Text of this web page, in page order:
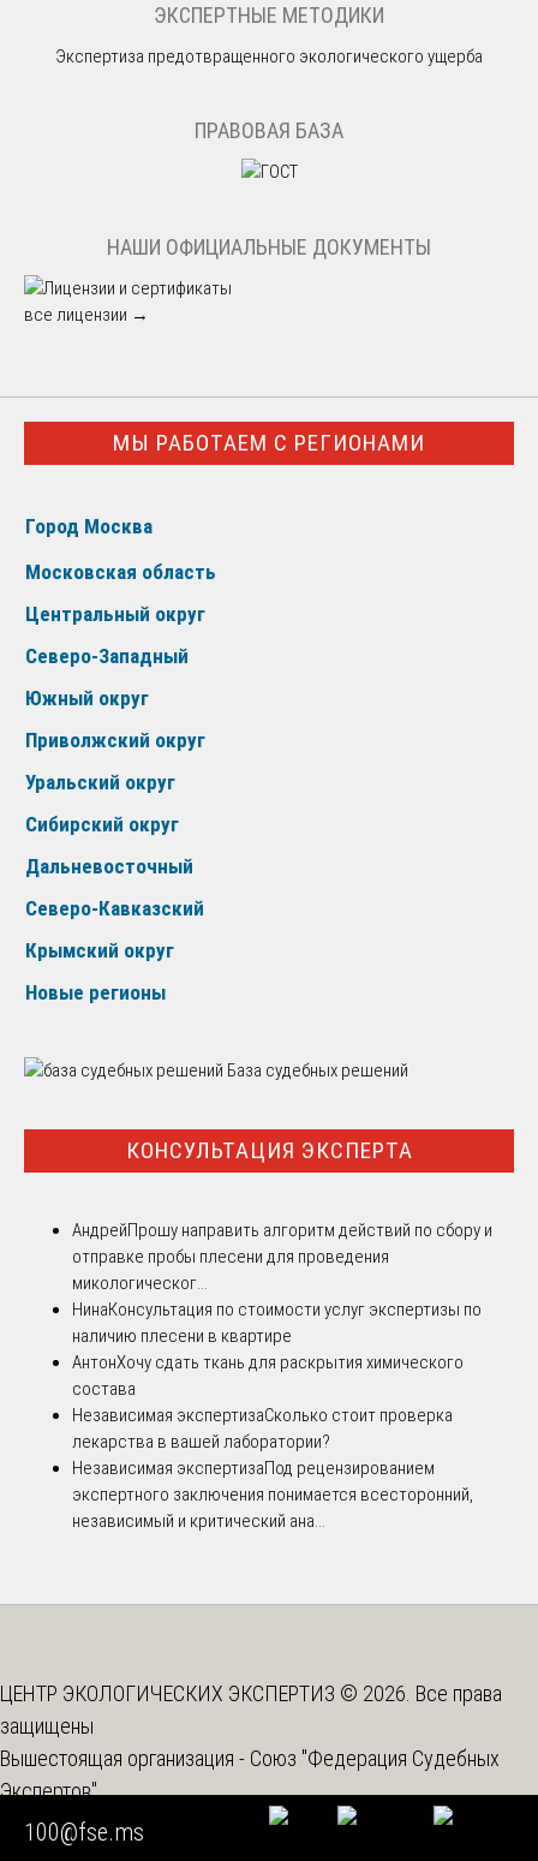
ЭКСПЕРТНЫЕ МЕТОДИКИ
Экспертиза предотвращенного экологического ущерба
ПРАВОВАЯ БАЗА
НАШИ ОФИЦИАЛЬНЫЕ ДОКУМЕНТЫ
все лицензии →
МЫ РАБОТАЕМ С РЕГИОНАМИ
Город Москва
Московская область
Центральный округ
Северо-Западный
Южный округ
Приволжский округ
Уральский округ
Сибирский округ
Дальневосточный
Северо-Кавказский
Крымский округ
Новые регионы
База судебных решений
КОНСУЛЬТАЦИЯ ЭКСПЕРТА
АндрейПрошу направить алгоритм действий по сбору и
отправке пробы плесени для проведения
микологическог...
НинаКонсультация по стоимости услуг экспертизы по
наличию плесени в квартире
АнтонХочу сдать ткань для раскрытия химического
состава
Независимая экспертизаСколько стоит проверка
лекарства в вашей лаборатории?
Независимая экспертизаПод рецензированием
экспертного заключения понимается всесторонний,
независимый и критический ана...
ЦЕНТР ЭКОЛОГИЧЕСКИХ ЭКСПЕРТИЗ © 2026. Все права
защищены
Вышестоящая организация - Союз "Федерация Судебных
Экспертов"
100@fse.ms